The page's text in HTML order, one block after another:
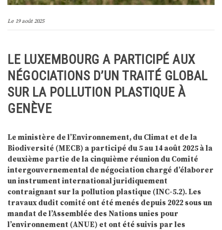
Le 19 août 2025
LE LUXEMBOURG A PARTICIPÉ AUX
NÉGOCIATIONS D’UN TRAITÉ GLOBAL
SUR LA POLLUTION PLASTIQUE À
GENÈVE
Le ministère de l’Environnement, du Climat et de la
Biodiversité (MECB) a participé du 5 au 14 août 2025 à la
deuxième partie de la cinquième réunion du Comité
intergouvernemental de négociation chargé d’élaborer
un instrument international juridiquement
contraignant sur la pollution plastique (INC-5.2). Les
travaux dudit comité ont été menés depuis 2022 sous un
mandat de l’Assemblée des Nations unies pour
l’environnement (ANUE) et ont été suivis par les